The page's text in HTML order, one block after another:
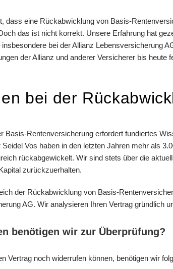
dass eine Rückabwicklung von Basis-
das ist nicht korrekt. Unsere Erfahrung hat
bei der Allianz Lebensversicherung
der Allianz und anderer Versicherer bis
bei der
Basis-Rentenversicherung erfordert fundiertes
Vos haben in den letzten Jahren mehr als
rückabgewickelt. Wir sind stets über die
zurückzuerhalten.
der Rückabwicklung von Basis-
AG. Wir analysieren Ihren Vertrag gründlich
benötigen wir zur Überprüfung?
Vertrag noch widerrufen können, benötigen wir